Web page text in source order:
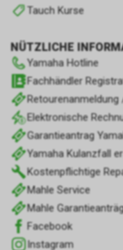
Tauch Kurse
NÜTZLICHE
Yamaha Hotline
Fachhändler
Elektronische
Garantieantrag
Yamaha Kulanzfall
Kostenpflichtige
Mahle Service
Mahle
Facebook
Instagram